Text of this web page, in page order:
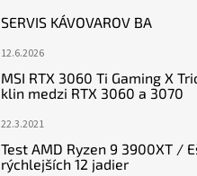
SERVIS KÁVOVAROV BA
12.6.2026
MSI RTX 3060 Ti Gaming X
klin medzi RTX 3060 a 3070
22.3.2021
Test AMD Ryzen 9 3900XT /
rýchlejších 12 jadier